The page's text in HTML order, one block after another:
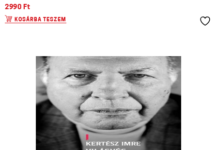
2990 Ft
KOSÁRBA TESZEM